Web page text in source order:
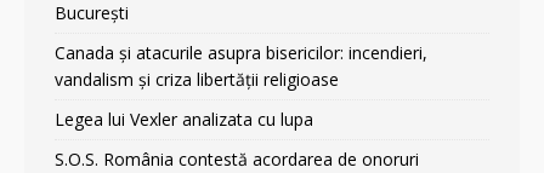
București
Canada și atacurile asupra bisericilor: incendieri,
vandalism și criza libertății religioase
Legea lui Vexler analizata cu lupa
S.O.S. România contestă acordarea de onoruri